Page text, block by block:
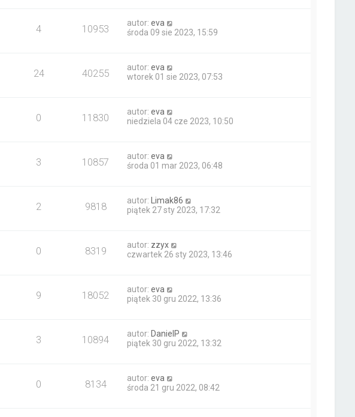
4 10953 autor:eva
środa 09 sie 2023, 15:59
24 40255 autor:eva
wtorek 01 sie 2023, 07:53
0 11830 autor:eva
niedziela 04 cze 2023, 10:50
3 10857 autor:eva
środa 01 mar 2023, 06:48
2 9818 autor: Limak86
piątek 27 sty 2023, 17:32
0 8319 autor: zzyx
czwartek 26 sty 2023, 13:46
9 18052 autor:eva
piątek 30 gru 2022, 13:36
3 10894 autor: DanielP
piątek 30 gru 2022, 13:32
0 8134 autor:eva
środa 21 gru 2022, 08:42